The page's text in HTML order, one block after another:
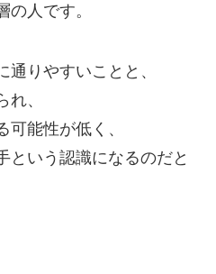
の人です。
りやすいことと、
れ、
可能性が低く、
という認識になるのだと